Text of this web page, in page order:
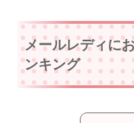
メールレディに
ンキング